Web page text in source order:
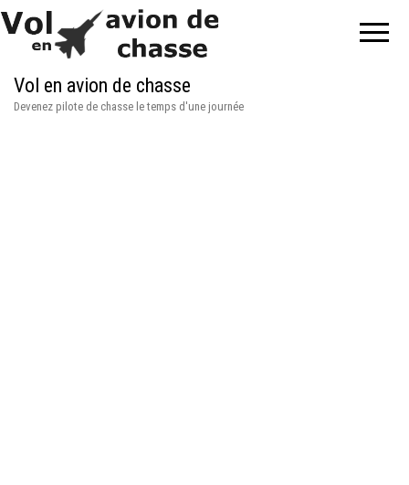
Vol en avion de chasse
Devenez pilote de chasse le temps d'une journée